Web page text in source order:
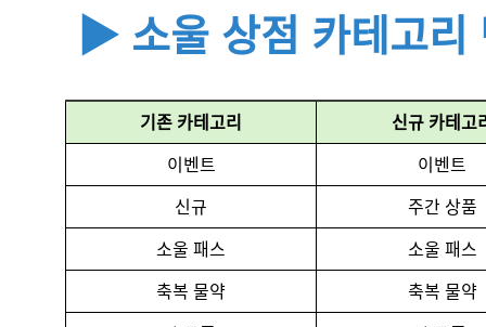
▶ 소울 상점 카테고리
기존 카테고리
신규 카테고
이벤트
이벤트
신규
주간 상품
소울 패스
소울 패스
축복 물약
축복 물약